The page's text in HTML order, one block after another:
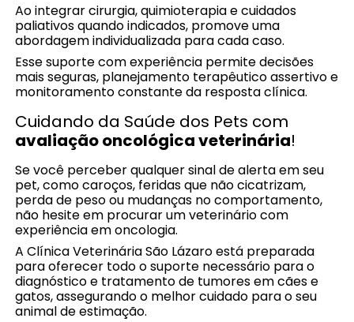
Ao integrar cirurgia, quimioterapia e cuidados
paliativos quando indicados, promove uma
abordagem individualizada para cada caso.
Esse suporte com experiência permite decisões
mais seguras, planejamento terapêutico assertivo e
monitoramento constante da resposta clínica.
Cuidando da Saúde dos Pets com
avaliação oncológica veterinária!
Se você perceber qualquer sinal de alerta em seu
pet, como caroços, feridas que não cicatrizam,
perda de peso ou mudanças no comportamento,
não hesite em procurar um veterinário com
experiência em oncologia.
A Clínica Veterinária São Lázaro está preparada
para oferecer todo o suporte necessário para o
diagnóstico e tratamento de tumores em cães e
gatos, assegurando o melhor cuidado para o seu
animal de estimação.